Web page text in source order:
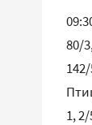
80/
1,